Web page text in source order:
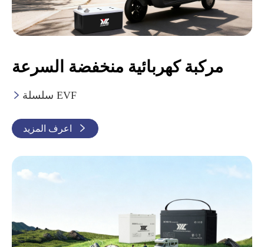
مركبة كهربائية منخفضة السرعة
 سلسلة EVF
